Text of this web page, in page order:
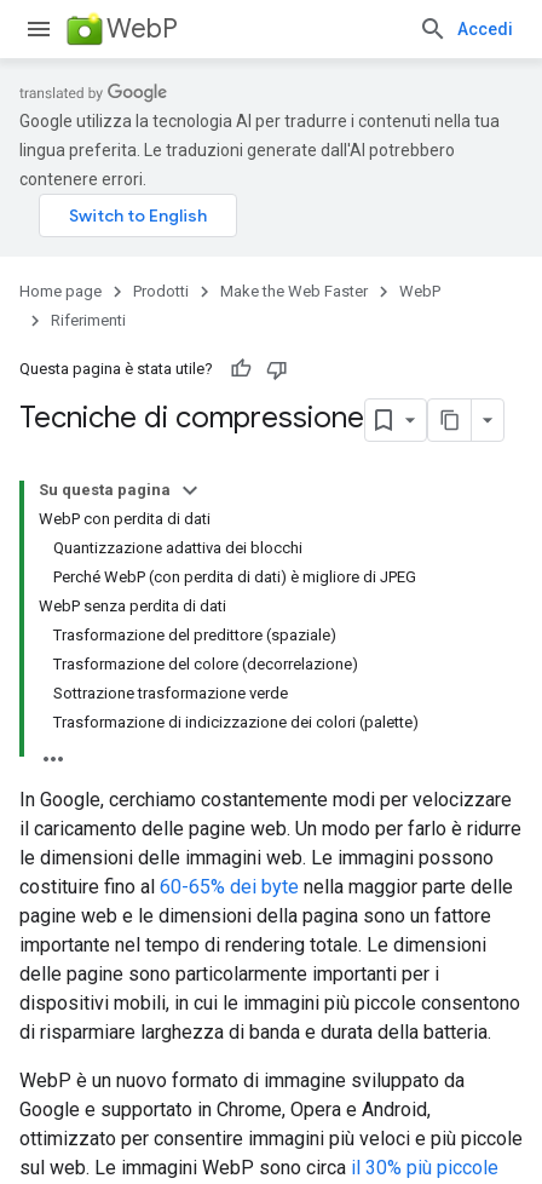
WebP Accedi
Google utilizza la tecnologia AI per tradurre i contenuti nella tua
lingua preferita. Le traduzioni generate dall'AI potrebbero
contenere errori.
Home page Prodotti Make the Web Faster
WebP
Riferimenti
Questa pagina è stata utile?
Tecniche di compressione
Su questa pagina
WebP con perdita di dati
Quantizzazione adattiva dei blocchi
Perché WebP (con perdita di dati) è migliore di JPEG
WebP senza perdita di dati
Trasformazione del predittore (spaziale)
Trasformazione del colore (decorrelazione)
Sottrazione trasformazione verde
Trasformazione di indicizzazione dei colori (palette)
In Google, cerchiamo costantemente modi per velocizzare
il caricamento delle pagine web. Un modo per farlo è ridurre
le dimensioni delle immagini web. Le immagini possono
costituire fino al 60-65% dei byte nella maggior parte delle
pagine web e le dimensioni della pagina sono un fattore
importante nel tempo di rendering totale. Le dimensioni
delle pagine sono particolarmente importanti per i
dispositivi mobili, in cui le immagini più piccole consentono
di risparmiare larghezza di banda e durata della batteria.
WebP è un nuovo formato di immagine sviluppato da
Google e supportato in Chrome, Opera e Android,
ottimizzato per consentire immagini più veloci e più piccole
sul web. Le immagini WebP sono circa il 30% più piccole